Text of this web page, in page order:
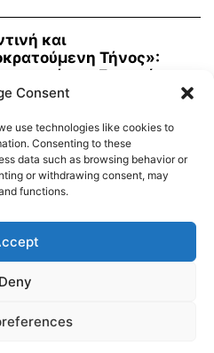
και
Τήνος»:
από την Εταιρεία
Μελετών
Τήνου – Άνδρου
2026
Consent
use technologies like cookies to
Consenting to these
data such as browsing behavior or
or withdrawing consent, may
functions.
Deny